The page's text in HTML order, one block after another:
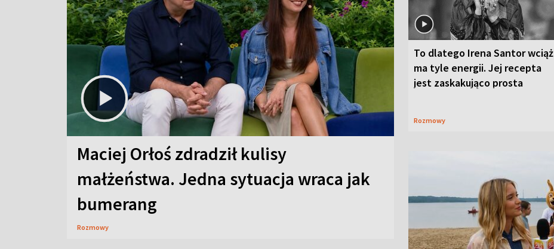
Maciej Orłoś zdradził kulisy
małżeństwa. Jedna sytuacja wraca jak
bumerang
Rozmowy
To dlatego Irena Santor wciąż
ma tyle energii. Jej recepta
jest zaskakująco prosta
Rozmowy